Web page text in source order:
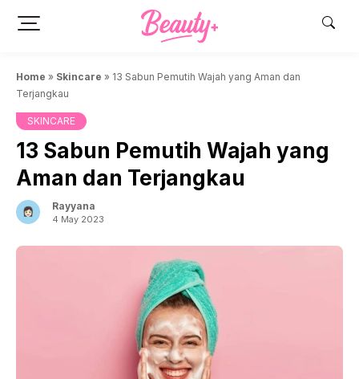
Home » Skincare » 13 Sabun Pemutih Wajah yang Aman dan
Terjangkau
SKINCARE
13 Sabun Pemutih Wajah yang
Aman dan Terjangkau
Rayyana
4 May 2023